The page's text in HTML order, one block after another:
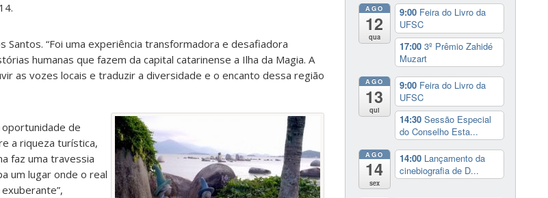
Santos. “Foi uma experiência transformadora e desafiadora
humanas que fazem da capital catarinense a Ilha da Magia. A
as vozes locais e traduzir a diversidade e o encanto dessa região
oportunidade de
a riqueza turística,
faz uma travessia
um lugar onde o real
AGO
12
qua
9:00 Feira do Livro da
UFSC
17:00 3º Prêmio Zahidé
Muzart
AGO
13
qui
9:00 Feira do Livro da
UFSC
14:30 Sessão Especial
do Conselho Esta...
AGO
14
sex
14:00 Lançamento da
cinebiografia de D...